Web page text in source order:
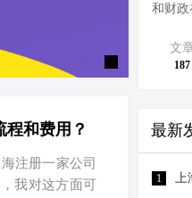
和费用？
注册一家公司
我对这方面可
和财政
文
187
最新
1 上海